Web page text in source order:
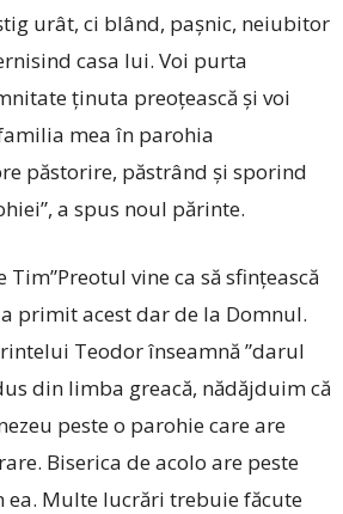
urât, ci blând, pașnic, neiubitor
casa lui. Voi purta
ținuta preoțească și voi
mea în parohia
păstorire, păstrând și sporind
a spus noul părinte.
vine ca să sfințească
primit acest dar de la Domnul.
Teodor înseamnă ”darul
din limba greacă, nădăjduim că
peste o parohie care are
Biserica de acolo are peste
ea. Multe lucrări trebuie făcute